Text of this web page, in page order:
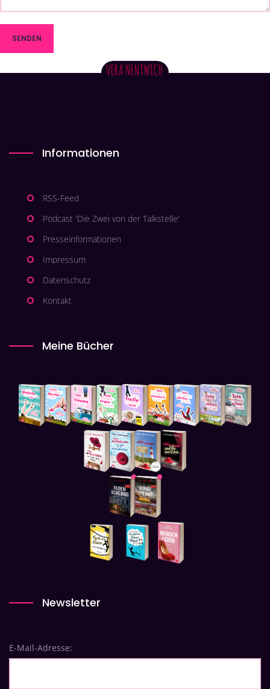
Informationen
RSS-Feed
Podcast 'Die Zwei von der Talkstelle'
Presseinformationen
Impressum
Datenschutz
Kontakt
Meine Bücher
Newsletter
E-Mail-Adresse: